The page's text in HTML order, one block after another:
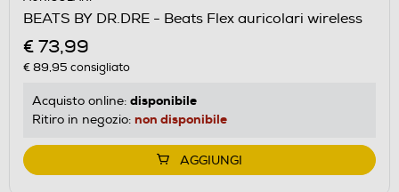
BEATS BY DR.DRE - Beats Flex auricolari wireless
€ 73,99
€ 89,95 consigliato
Acquisto online: disponibile
Ritiro in negozio: non disponibile
AGGIUNGI